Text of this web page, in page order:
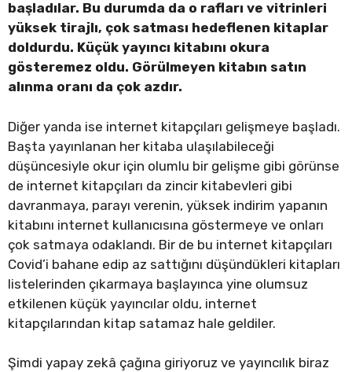
başladılar. Bu durumda da o rafları ve vitrinleri
yüksek tirajlı, çok satması hedeflenen kitaplar
doldurdu. Küçük yayıncı kitabını okura
gösteremez oldu. Görülmeyen kitabın satın
alınma oranı da çok azdır.
Diğer yanda ise internet kitapçıları gelişmeye başladı.
Başta yayınlanan her kitaba ulaşılabileceği
düşüncesiyle okur için olumlu bir gelişme gibi görünse
de internet kitapçıları da zincir kitabevleri gibi
davranmaya, parayı verenin, yüksek indirim yapanın
kitabını internet kullanıcısına göstermeye ve onları
çok satmaya odaklandı. Bir de bu internet kitapçıları
Covid’i bahane edip az sattığını düşündükleri kitapları
listelerinden çıkarmaya başlayınca yine olumsuz
etkilenen küçük yayıncılar oldu, internet
kitapçılarından kitap satamaz hale geldiler.
Şimdi yapay zekâ çağına giriyoruz ve yayıncılık biraz